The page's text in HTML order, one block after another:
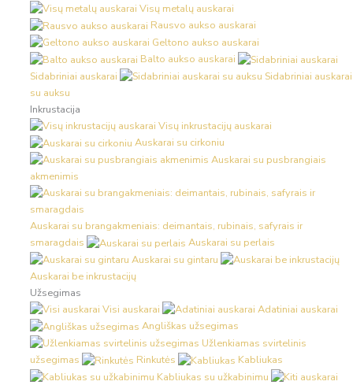
Visų metalų auskarai
Rausvo aukso auskarai
Geltono aukso auskarai
Balto aukso auskarai
Sidabriniai auskarai
Sidabriniai auskarai
su auksu
Inkrustacija
Visų inkrustacijų auskarai
Auskarai su cirkoniu
Auskarai su pusbrangiais
akmenimis
Auskarai su brangakmeniais: deimantais, rubinais, safyrais ir
smaragdais
Auskarai su perlais
Auskarai su gintaru
Auskarai be inkrustacijų
Užsegimas
Visi auskarai
Adatiniai auskarai
Angliškas užsegimas
Užlenkiamas svirtelinis
užsegimas
Rinkutės
Kabliukas
Kabliukas su užkabinimu